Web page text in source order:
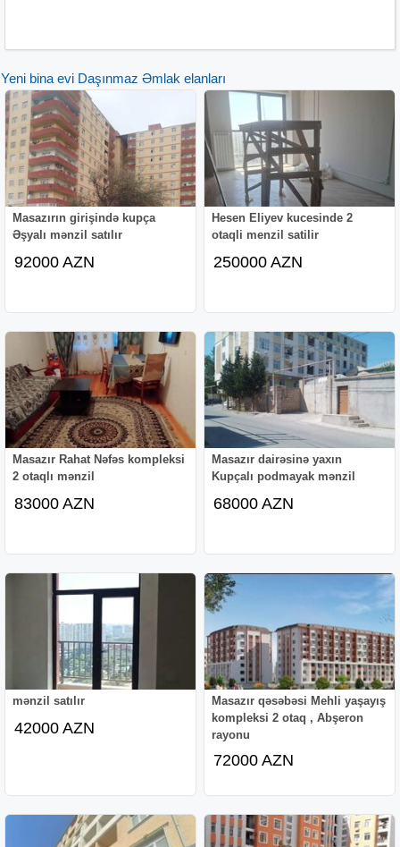
Yeni bina evi Daşınmaz Əmlak elanları
Masazırın girişində kupça
Əşyalı mənzil satılır
92000 AZN
Hesen Eliyev kucesinde 2
otaqli menzil satilir
250000 AZN
Masazır Rahat Nəfəs kompleksi
2 otaqlı mənzil
83000 AZN
Masazır dairəsinə yaxın
Kupçalı podmayak mənzil
68000 AZN
mənzil satılır
42000 AZN
Masazır qəsəbəsi Mehli yaşayış
kompleksi 2 otaq , Abşeron
rayonu
72000 AZN